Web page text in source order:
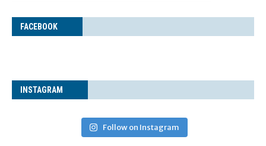
FACE­BOOK
INS­TA­GRAM
Follow on Instagram